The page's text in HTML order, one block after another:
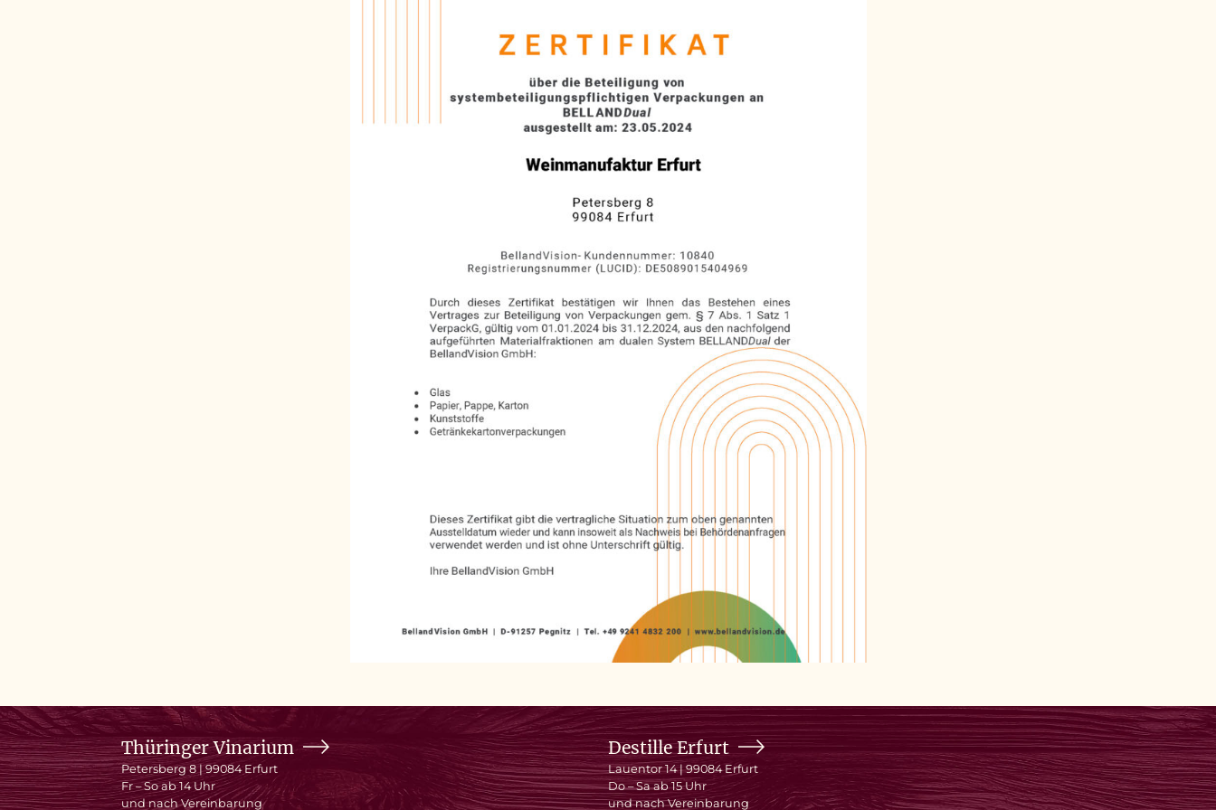
Thüringer Vinarium
Petersberg 8 | 99084 Erfurt
Fr – So ab 14 Uhr
und nach Vereinbarung
Destille Erfurt
Lauentor 14 | 99084 Erfurt
Do – Sa ab 15 Uhr
und nach Vereinbarung